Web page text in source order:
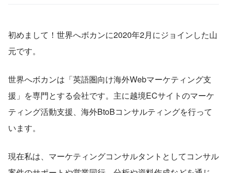
初めまして！世界へボカンに2020年2月にジョインした山
元です。
世界へボカンは「英語圏向け海外Webマーケティング支
援」を専門とする会社です。主に越境ECサイトのマーケ
ティング活動支援、海外BtoBコンサルティングを行って
います。
現在私は、マーケティングコンサルタントとしてコンサル